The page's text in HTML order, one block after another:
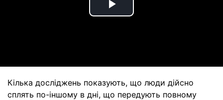
Play
Кілька досліджень показують, що люди дійсно
сплять по-іншому в дні, що передують повному